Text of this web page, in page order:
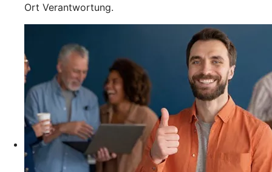
Ort Verantwortung.